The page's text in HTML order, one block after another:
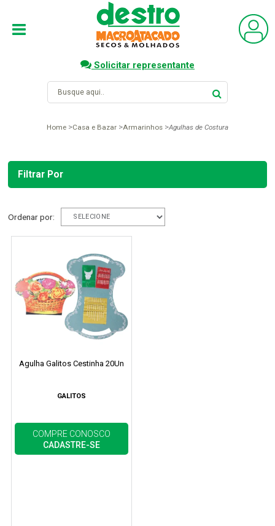
Solicitar representante
Home Casa e Bazar Armarinhos Agulhas de Costura
Filtrar Por
Ordenar por:
Agulha Galitos Cestinha 20Un
GALITOS
COMPRE CONOSCO
CADASTRE-SE